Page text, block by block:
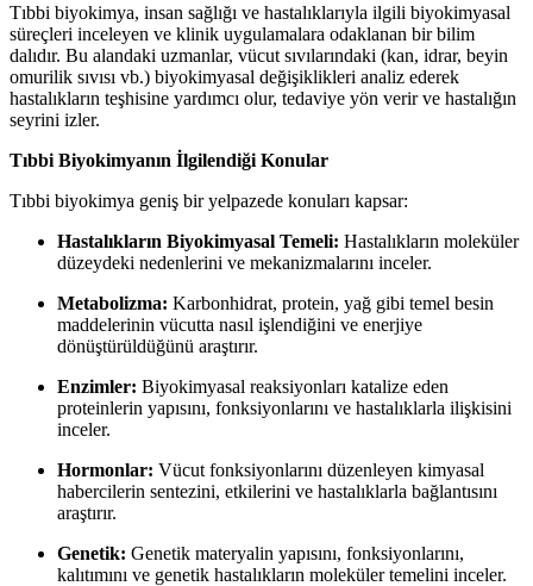
Tıbbi biyokimya, insan sağlığı ve hastalıklarıyla ilgili biyokimyasal
süreçleri inceleyen ve klinik uygulamalara odaklanan bir bilim
dalıdır. Bu alandaki uzmanlar, vücut sıvılarındaki (kan, idrar, beyin
omurilik sıvısı vb.) biyokimyasal değişiklikleri analiz ederek
hastalıkların teşhisine yardımcı olur, tedaviye yön verir ve hastalığın
seyrini izler.
Tıbbi Biyokimyanın İlgilendiği Konular
Tıbbi biyokimya geniş bir yelpazede konuları kapsar:
Hastalıkların Biyokimyasal Temeli: Hastalıkların moleküler
düzeydeki nedenlerini ve mekanizmalarını inceler.
Metabolizma: Karbonhidrat, protein, yağ gibi temel besin
maddelerinin vücutta nasıl işlendiğini ve enerjiye
dönüştürüldüğünü araştırır.
Enzimler: Biyokimyasal reaksiyonları katalize eden
proteinlerin yapısını, fonksiyonlarını ve hastalıklarla ilişkisini
inceler.
Hormonlar: Vücut fonksiyonlarını düzenleyen kimyasal
habercilerin sentezini, etkilerini ve hastalıklarla bağlantısını
araştırır.
Genetik: Genetik materyalin yapısını, fonksiyonlarını,
kalıtımını ve genetik hastalıkların moleküler temelini inceler.